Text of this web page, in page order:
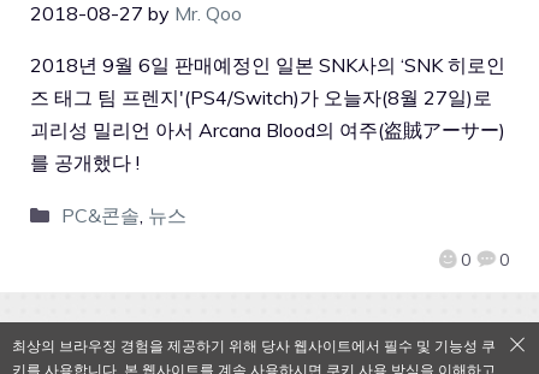
2018-08-27 by Mr. Qoo
0 0
2018년 9월 6일 판매예정인 일본 SNK사의 ‘SNK 히로인
즈 태그 팀 프렌지'(PS4/Switch)가 오늘자(8월 27일)로
괴리성 밀리언 아서 Arcana Blood의 여주(盗賊アーサー)
를 공개했다 !
PC&콘솔, 뉴스
최상의 브라우징 경험을 제공하기 위해 당사 웹사이트에서 필수 및 기능성 쿠
키를 사용합니다. 본 웹사이트를 계속 사용하시면 쿠키 사용 방식을 이해하고